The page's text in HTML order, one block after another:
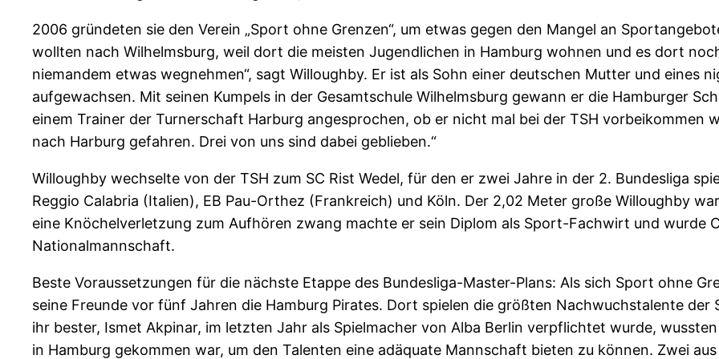
2006 gründeten sie den Verein „Sport ohne Grenzen“, um etwas gegen den Mangel an
wollten nach Wilhelmsburg, weil dort die meisten Jugendlichen in Hamburg wohnen und es dort
niemandem etwas wegnehmen“, sagt Willoughby. Er ist als Sohn einer deutschen Mutter und eines
aufgewachsen. Mit seinen Kumpels in der Gesamtschule Wilhelmsburg gewann er die Hamburger
einem Trainer der Turnerschaft Harburg angesprochen, ob er nicht mal bei der TSH vorbeikommen
nach Harburg gefahren. Drei von uns sind dabei geblieben.“
Willoughby wechselte von der TSH zum SC Rist Wedel, für den er zwei Jahre in der 2. Bundesliga
Reggio Calabria (Italien), EB Pau-Orthez (Frankreich) und Köln. Der 2,02 Meter große Willoughby
eine Knöchelverletzung zum Aufhören zwang machte er sein Diplom als Sport-Fachwirt und wurde
Nationalmannschaft.
Beste Voraussetzungen für die nächste Etappe des Bundesliga-Master-Plans: Als sich Sport ohne
seine Freunde vor fünf Jahren die Hamburg Pirates. Dort spielen die größten Nachwuchstalente
ihr bester, Ismet Akpinar, im letzten Jahr als Spielmacher von Alba Berlin verpflichtet wurde,
in Hamburg gekommen war, um den Talenten eine adäquate Mannschaft bieten zu können. Zwei